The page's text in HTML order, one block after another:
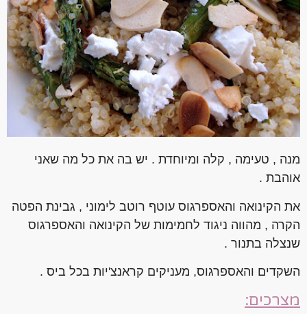
מנה , טעימה , קלה ומיוחדת . יש בה את כל מה שאני
אוהבת .
את הקינואה והאספרגוס עוטף רוטב לימוני , גבינת הפטה
הקרה , מהווה ניגוד לחמימות של הקינואה והאספרגוס
שנצלה בתנור .
השקדים והאספרגוס, מעניקים קראנצ'יות בכל ביס .
מצרכים: